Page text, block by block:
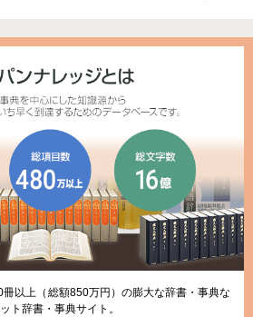
以上（総額850万円）の膨大な辞書・事典な
ト辞書・事典サイト。